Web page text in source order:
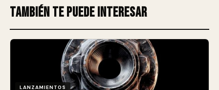
También te puede interesar
LANZAMIENTOS